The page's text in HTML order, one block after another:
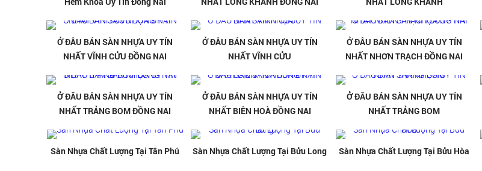
Ở ĐÂU BÁN SÀN NHỰA UY TÍN
NHẤT VĨNH CỬU ĐỒNG NAI
Ở ĐÂU BÁN SÀN NHỰA UY TÍN
NHẤT VĨNH CỬU
Ở ĐÂU BÁN SÀN NHỰA UY TÍN
NHẤT NHƠN TRẠCH ĐỒNG NAI
Ở ĐÂU BÁN SÀN NHỰA UY TÍN
NHẤT TRẢNG BOM ĐỒNG NAI
Ở ĐÂU BÁN SÀN NHỰA UY TÍN
NHẤT BIÊN HOÀ ĐỒNG NAI
Ở ĐÂU BÁN SÀN NHỰA UY TÍN
NHẤT TRẢNG BOM
Sàn Nhựa Chất Lượng Tại Tân Phú Sàn Nhựa Chất Lượng Tại Bửu Long Sàn Nhựa Chất Lượng Tại Bửu Hòa